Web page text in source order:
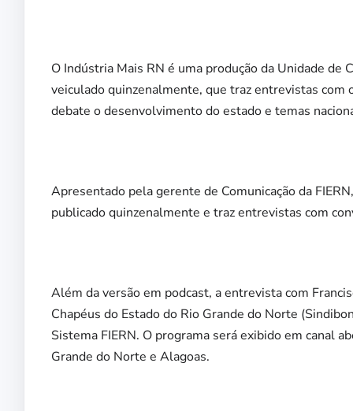
O Indústria Mais RN é uma produção da Unidade de
veiculado quinzenalmente, que traz entrevistas
debate o desenvolvimento do estado e temas
Apresentado pela gerente de Comunicação da
publicado quinzenalmente e traz entrevistas com
Além da versão em podcast, a entrevista com
Chapéus do Estado do Rio Grande do Norte
Sistema FIERN. O programa será exibido em canal
Grande do Norte e Alagoas.